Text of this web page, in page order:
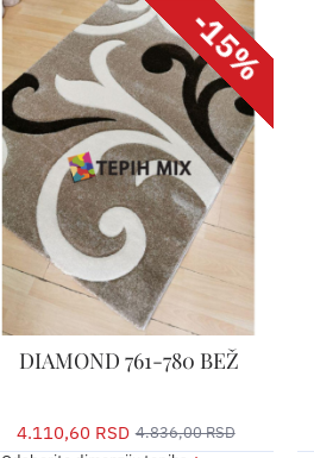
-15%
DIAMOND 761-780 BEŽ
4.110,60 RSD 4.836,00 RSD